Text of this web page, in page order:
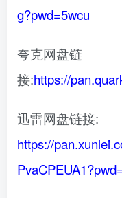
g?pwd=5wcu
夸克网盘链
接:https://
迅雷网盘链接:
https://